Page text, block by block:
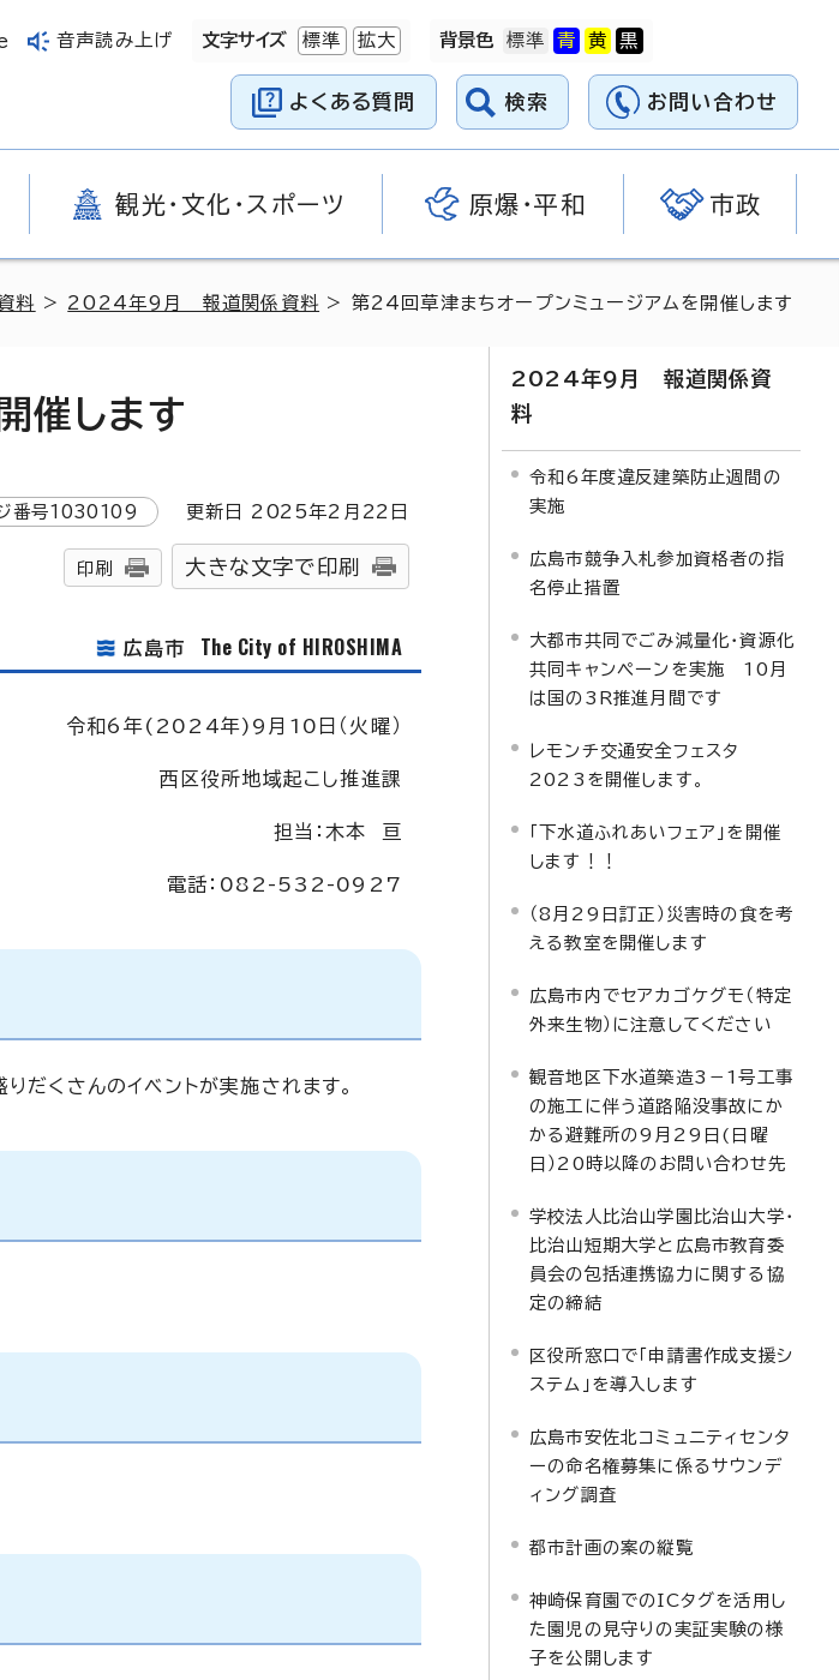
音声読み上げ 文字サイズ 標準 拡大 背景色
よくある質問 検索 お問い合わせ
観光・文化・スポーツ 原爆・平和 市政
料 > 2024年9月 報道関係資料 > 第24回草津まちオープンミュージアムを開催します
催します
番号1030109 更新日 2025年2月 22 日
印刷 大きな文字で印刷
広島市 The City of HIROSHIMA
令和6年(2024年)9月10日（火曜）
西区役所地域起こし推進課
担当：木本 亘
電話：082-532-0927
だくさんのイベントが実施されます。
2024年9月 報道関係資
料
令和6年度違反建築防止週間の
実施
広島市競争入札参加資格者の指
名停止措置
大都市共同でごみ減量化・資源化
共同キャンペーンを実施 10月
は国の3R推進月間です
レモンチ交通安全フェスタ
2023を開催します。
「下水道ふれあいフェア」を開催
します！！
（8月29日訂正）災害時の食を考
える教室を開催します
広島市内でセアカゴケグモ（特定
外来生物）に注意してください
観音地区下水道築造3－1号工事
の施工に伴う道路陥没事故にか
かる避難所の9月29日(日曜
日）20時以降のお問い合わせ先
学校法人比治山学園比治山大学・
比治山短期大学と広島市教育委
員会の包括連携協力に関する協
定の締結
区役所窓口で「申請書作成支援シ
ステム」を導入します
広島市安佐北コミュニティセンタ
ーの命名権募集に係るサウンデ
ィング調査
都市計画の案の縦覧
神崎保育園でのICタグを活用し
た園児の見守りの実証実験の様
子を公開します